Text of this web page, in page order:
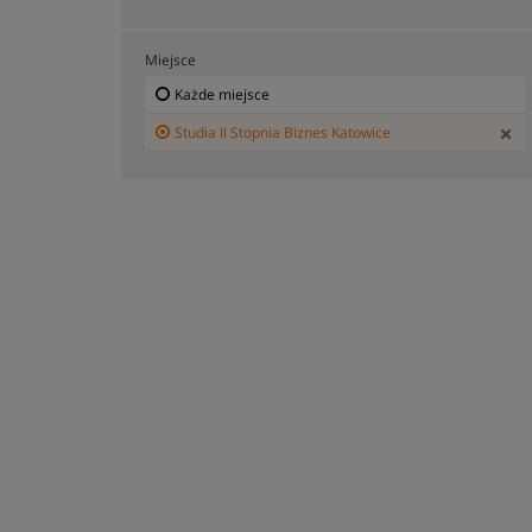
Miejsce
Każde miejsce
Studia II Stopnia Biznes Katowice